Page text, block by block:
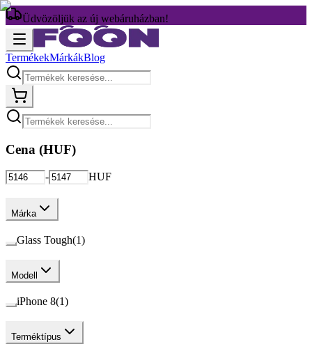
Üdvözöljük az új webáruházban!
TermékekMárkákBlog
Cena (HUF)
- HUF
Márka
Glass Tough(1)
Modell
iPhone 8(1)
Terméktípus